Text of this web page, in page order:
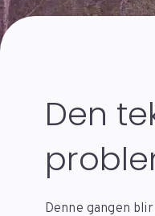
Den
Denne gangen